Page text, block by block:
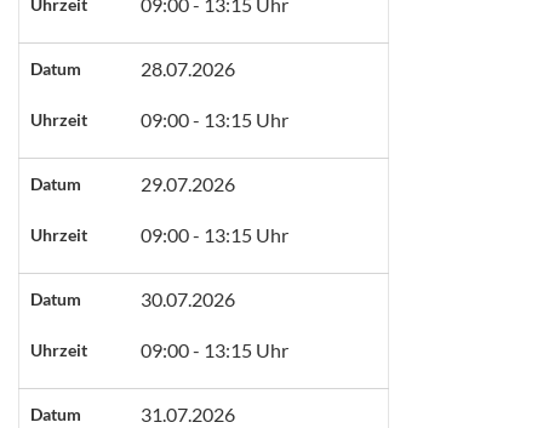
Datum 28.07.2026
Uhrzeit 09:00 - 13:15 Uhr
Datum 29.07.2026
Uhrzeit 09:00 - 13:15 Uhr
Datum 30.07.2026
Uhrzeit 09:00 - 13:15 Uhr
Datum 31.07.2026